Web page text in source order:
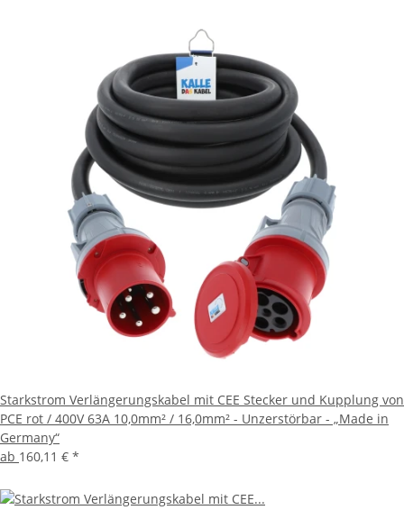
Starkstrom Verlängerungskabel mit CEE Stecker und Kupplung von
PCE rot / 400V 63A 10,0mm² / 16,0mm² - Unzerstörbar - „Made in
Germany“
ab 160,11 € *